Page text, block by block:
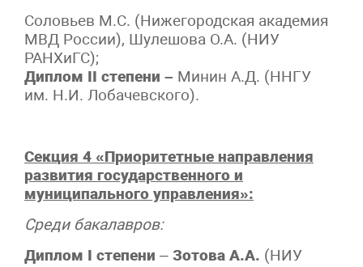
Соловьев М.С. (Нижегородская академия
МВД России), Шулешова О.А. (НИУ
РАНХиГС);
Диплом II степени – Минин А.Д. (ННГУ
им. Н.И. Лобачевского).
Секция 4 «Приоритетные направления
развития государственного и
муниципального управления»:
Среди бакалавров:
Диплом I степени – Зотова А.А. (НИУ